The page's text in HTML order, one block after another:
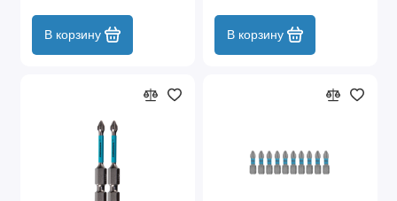
В корзину В корзину